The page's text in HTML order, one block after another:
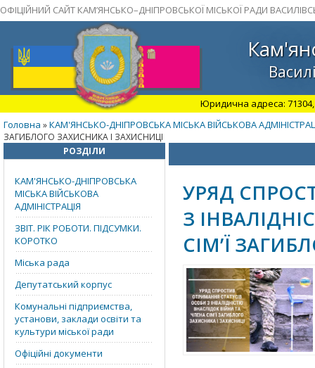
ОФІЦІЙНИЙ САЙТ КАМ’ЯНСЬКО–ДНІПРОВСЬКОЇ МІСЬКОЇ РАДИ
Юридична адреса: 71304,
Головна »КАМ'ЯНСЬКО-ДНІПРОВСЬКА МІСЬКА ВІЙСЬКОВА
ЗАГИБЛОГО ЗАХИСНИКА І ЗАХИСНИЦІ
РОЗДІЛИ
КАМ'ЯНСЬКО-ДНІПРОВСЬКА
МІСЬКА ВІЙСЬКОВА
АДМІНІСТРАЦІЯ
ЗВІТ. РІК РОБОТИ. ПІДСУМКИ.
КОРОТКО
Міська рада
Депутатський корпус
Комунальні підприємства,
установи, заклади освіти та
культури міської ради
Офіційні документи
УРЯД
З
СІМ’Ї